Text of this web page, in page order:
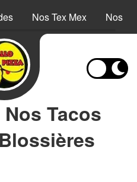
Nos Tex Mex Nos
Tacos